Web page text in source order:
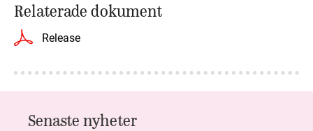
Relaterade dokument
Release
Senaste nyheter